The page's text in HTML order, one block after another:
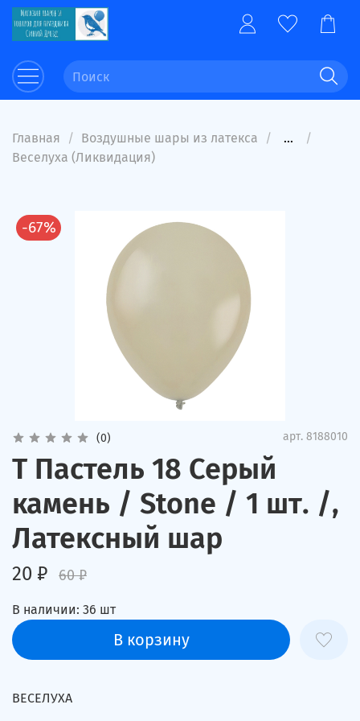
Главная Воздушные шары из латекса
...
Веселуха (Ликвидация)
-67%
(0) арт. 8188010
Т Пастель 18 Серый
камень / Stone / 1 шт. /,
Латексный шар
20 ₽ 60 ₽
В наличии: 36 шт
В корзину
ВЕСЕЛУХА